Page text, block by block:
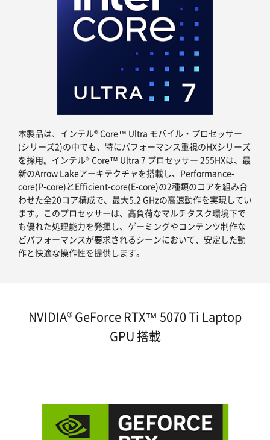
本製品は、インテル® Core™ Ultra モバイル・プロセッサー
(シリーズ2)の中でも、特にパフォーマンス重視のHXシリーズ
を採用。インテル® Core™ Ultra 7 プロセッサー 255HXは、最
新のArrow Lakeアーキテクチャを搭載し、Performance-
core(P-core)とEfficient-core(E-core)の2種類のコアを組み合
わせた全20コア構成で、最大5.2 GHzの高速動作を実現してい
ます。このプロセッサーは、高負荷なマルチタスク環境下で
も優れた処理能力を発揮し、ゲーミングやコンテンツ制作な
どパフォーマンスが要求されるシーンにおいて、安定した動
作と快適な操作性を提供します。
NVIDIA® GeForce RTX™ 5070 Ti Laptop
GPU 搭載